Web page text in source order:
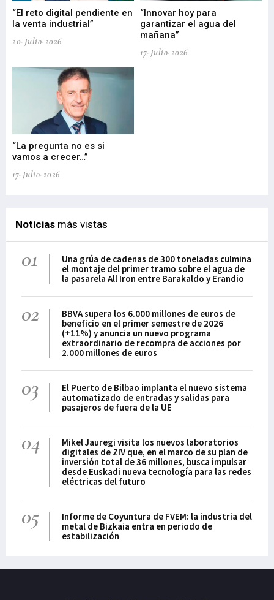
“El reto digital pendiente en
la venta industrial”
20-Julio-2026
“Innovar hoy para
garantizar el agua del
mañana”
17-Julio-2026
“La pregunta no es si
vamos a crecer…”
17-Julio-2026
Noticias más vistas
01
Una grúa de cadenas de 300 toneladas culmina
el montaje del primer tramo sobre el agua de
la pasarela All Iron entre Barakaldo y Erandio
02
BBVA supera los 6.000 millones de euros de
beneficio en el primer semestre de 2026
(+11%) y anuncia un nuevo programa
extraordinario de recompra de acciones por
2.000 millones de euros
03
El Puerto de Bilbao implanta el nuevo sistema
automatizado de entradas y salidas para
pasajeros de fuera de la UE
04
Mikel Jauregi visita los nuevos laboratorios
digitales de ZIV que, en el marco de su plan de
inversión total de 36 millones, busca impulsar
desde Euskadi nueva tecnología para las redes
eléctricas del futuro
05
Informe de Coyuntura de FVEM: la industria del
metal de Bizkaia entra en periodo de
estabilización